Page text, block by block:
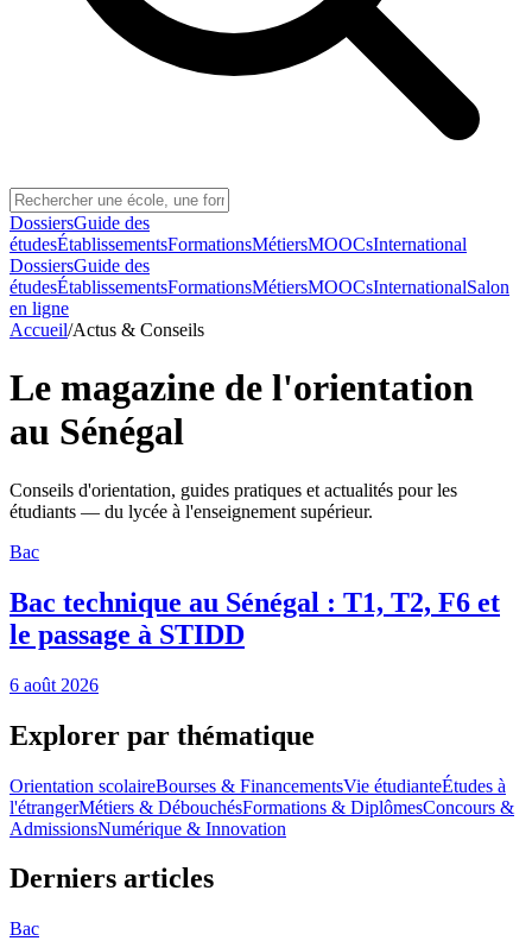
DossiersGuide des
étudesÉtablissementsFormationsMétiersMOOCsInternational
DossiersGuide des
étudesÉtablissementsFormationsMétiersMOOCsInternationalSalon
en ligne
Accueil/Actus & Conseils
Le magazine de l'orientation
au Sénégal
Conseils d'orientation, guides pratiques et actualités pour les
étudiants — du lycée à l'enseignement supérieur.
Bac
Bac technique au Sénégal : T1, T2, F6 et
le passage à STIDD
6 août 2026
Explorer par thématique
Orientation scolaireBourses & FinancementsVie étudianteÉtudes à
l'étrangerMétiers & DébouchésFormations & DiplômesConcours &
AdmissionsNumérique & Innovation
Derniers articles
Bac